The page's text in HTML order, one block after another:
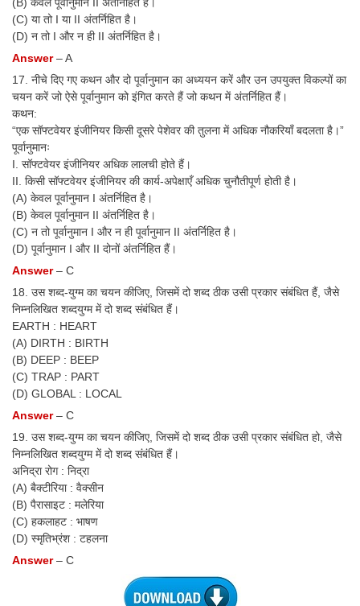
(C) या तो I या II अंतर्निहित है।
(D) न तो I और न ही II अंतर्निहित है।
Answer– A
17. नीचे दिए गए कथन और दो पूर्वानुमान का अध्ययन करें और उन उपयुक्त विकल्पों का
चयन करें जो ऐसे पूर्वानुमान को इंगित करते हैं जो कथन में अंतर्निहित हैं।
कथन:
“एक सॉफ्टवेयर इंजीनियर किसी दूसरे पेशेवर की तुलना में अधिक नौकरियाँ बदलता है।”
पूर्वानुमानः
I. सॉफ्टवेयर इंजीनियर अधिक लालची होते हैं।
II. किसी सॉफ्टवेयर इंजीनियर की कार्य-अपेक्षाएँ अधिक चुनौतीपूर्ण होती है।
(A) केवल पूर्वानुमान I अंतर्निहित है।
(B) केवल पूर्वानुमान II अंतर्निहित है।
(C) न तो पूर्वानुमान I और न ही पूर्वानुमान II अंतर्निहित है।
(D) पूर्वानुमान I और II दोनों अंतर्निहित हैं।
Answer– C
18. उस शब्द-युग्म का चयन कीजिए, जिसमें दो शब्द ठीक उसी प्रकार संबंधित हैं, जैसे
निम्नलिखित शब्दयुग्म में दो शब्द संबंधित हैं।
EARTH : HEART
(A) DIRTH : BIRTH
(B) DEEP : BEEP
(C) TRAP : PART
(D) GLOBAL : LOCAL
Answer– C
19. उस शब्द-युग्म का चयन कीजिए, जिसमें दो शब्द ठीक उसी प्रकार संबंधित हो, जैसे
निम्नलिखित शब्दयुग्म में दो शब्द संबंधित हैं।
अनिद्रा रोग : निद्रा
(A) बैक्टीरिया : वैक्सीन
(B) पैरासाइट : मलेरिया
(C) हकलाहट : भाषण
(D) स्मृतिभ्रंश : टहलना
Answer– C